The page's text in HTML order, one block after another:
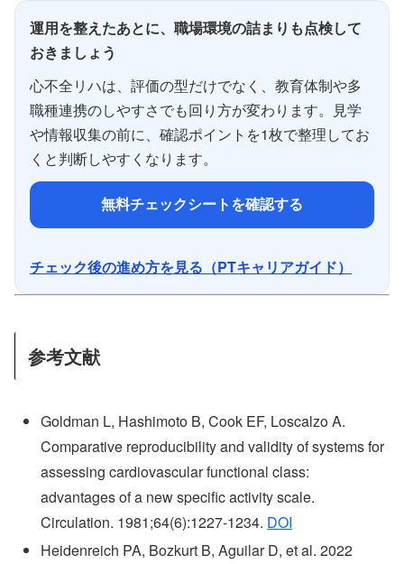
運用を整えたあとに、職場環境の詰まりも点検して
おきましょう
心不全リハは、評価の型だけでなく、教育体制や多
職種連携のしやすさでも回り方が変わります。見学
や情報収集の前に、確認ポイントを1枚で整理してお
くと判断しやすくなります。
無料チェックシートを確認する
チェック後の進め方を見る（PTキャリアガイド）
参考文献
Goldman L, Hashimoto B, Cook EF, Loscalzo A.
Comparative reproducibility and validity of systems for
assessing cardiovascular functional class:
advantages of a new specific activity scale.
Circulation. 1981;64(6):1227-1234. DOI
Heidenreich PA, Bozkurt B, Aguilar D, et al. 2022